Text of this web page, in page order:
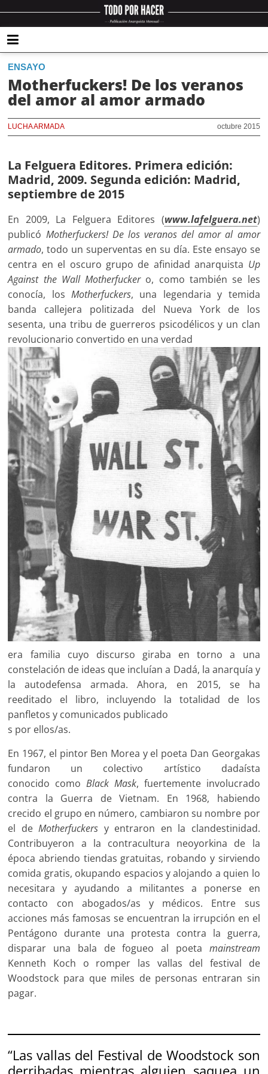
ENSAYO
Motherfuckers! De los veranos
del amor al amor armado
octubre 2015
LUCHA ARMADA
La Felguera Editores. Primera edición:
Madrid, 2009. Segunda edición: Madrid,
septiembre de 2015
En 2009, La Felguera Editores (www.lafelguera.net)
publicó Motherfuckers! De los veranos del amor al amor
armado, todo un superventas en su día. Este ensayo se
centra en el oscuro grupo de afinidad anarquista Up
Against the Wall Motherfuckero, como también se les
conocía, losMotherfuckers, una legendaria y temida
banda callejera politizada del Nueva York de los
sesenta, una tribu de guerreros psicodélicos y un clan
revolucionario convertido en una verdad
era familia cuyo discurso giraba en torno a una
constelación de ideas que incluían a Dadá, la anarquía y
la autodefensa armada. Ahora, en 2015, se ha
reeditado el libro, incluyendo la totalidad de los
panfletos y comunicados publicado
s por ellos/as.
En 1967, el pintor Ben Morea y el poeta Dan Georgakas
fundaron un colectivo artístico dadaísta
conocido comoBlack Mask, fuertemente involucrado
contra la Guerra de Vietnam. En 1968, habiendo
crecido el grupo en número, cambiaron su nombre por
el deMotherfuckers y entraron en la clandestinidad.
Contribuyeron a la contracultura neoyorkina de la
época abriendo tiendas gratuitas, robando y sirviendo
comida gratis, okupando espacios y alojando a quien lo
necesitara y ayudando a militantes a ponerse en
contacto con abogados/as y médicos. Entre sus
acciones más famosas se encuentran la irrupción en el
Pentágono durante una protesta contra la guerra,
disparar una bala de fogueo al poeta mainstream
Kenneth Koch o romper las vallas del festival de
Woodstock para que miles de personas entraran sin
pagar.
“Las vallas del Festival de Woodstock son